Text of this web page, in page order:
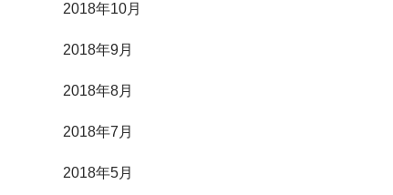
2018年10月
2018年9月
2018年8月
2018年7月
2018年5月